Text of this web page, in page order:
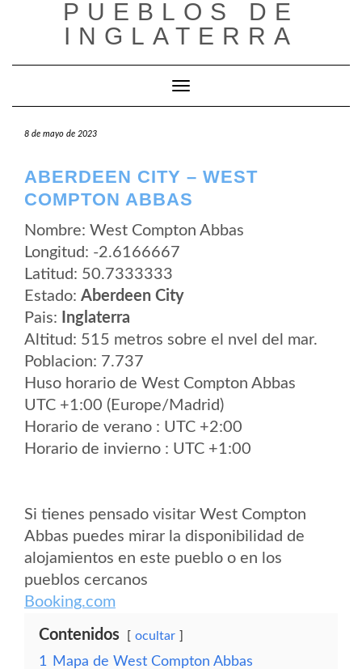
PUEBLOS DE
INGLATERRA
Cambiar modo de navegación
8 de mayo de 2023
ABERDEEN CITY – WEST
COMPTON ABBAS
Nombre: West Compton Abbas
Longitud: -2.6166667
Latitud: 50.7333333
Estado: Aberdeen City
Pais:
Inglaterra
Altitud: 515 metros sobre el nvel del mar.
Poblacion: 7.737
Huso horario de West Compton Abbas
UTC +1:00 (Europe/Madrid)
Horario de verano : UTC +2:00
Horario de invierno : UTC +1:00
Si tienes pensado visitar West Compton
Abbas puedes mirar la disponibilidad de
alojamientos en este pueblo o en los
pueblos cercanos
Booking.com
Contenidos ocultar
1
Mapa de West Compton Abbas